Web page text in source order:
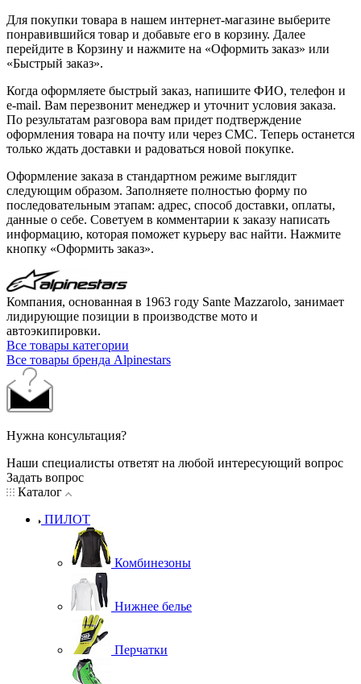
Для покупки товара в нашем интернет-магазине выберите
понравившийся товар и добавьте его в корзину. Далее
перейдите в Корзину и нажмите на «Оформить заказ» или
«Быстрый заказ».
Когда оформляете быстрый заказ, напишите ФИО, телефон и
e-mail. Вам перезвонит менеджер и уточнит условия заказа.
По результатам разговора вам придет подтверждение
оформления товара на почту или через СМС. Теперь останется
только ждать доставки и радоваться новой покупке.
Оформление заказа в стандартном режиме выглядит
следующим образом. Заполняете полностью форму по
последовательным этапам: адрес, способ доставки, оплаты,
данные о себе. Советуем в комментарии к заказу написать
информацию, которая поможет курьеру вас найти. Нажмите
кнопку «Оформить заказ».
Компания, основанная в 1963 году Sante Mazzarolo, занимает
лидирующие позиции в производстве мото и
автоэкипировки.
Все товары категории
Все товары бренда Alpinestars
Нужна консультация?
Наши специалисты ответят на любой интересующий вопрос
Задать вопрос
Каталог
ПИЛОТ
Комбинезоны
Нижнее белье
Перчатки